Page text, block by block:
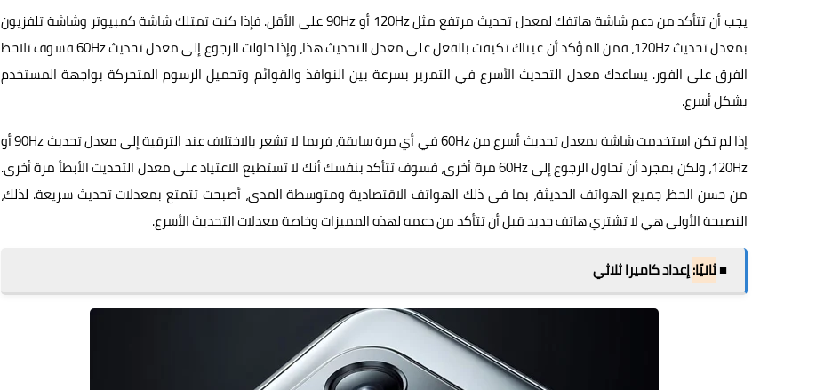
يجب أن تتأكد من دعم شاشة هاتفك لمعدل تحديث مرتفع مثل 120Hz أو 90Hz على الأقل. فإذا كنت تمتلك شاشة كمبيوتر وشاشة تلفزيون
بمعدل تحديث 120Hz، فمن المؤكد أن عيناك تكيفت بالفعل على معدل التحديث هذا، وإذا حاولت الرجوع إلى معدل تحديث 60Hz فسوف تلاحظ
الفرق على الفور. يساعدك معدل التحديث الأسرع في التمرير بسرعة بين النوافذ والقوائم وتحميل الرسوم المتحركة بواجهة المستخدم
بشكل أسرع.
إذا لم تكن استخدمت شاشة بمعدل تحديث أسرع من 60Hz في أي مرة سابقة، فربما لا تشعر بالاختلاف عند الترقية إلى معدل تحديث 90Hz أو
120Hz، ولكن بمجرد أن تحاول الرجوع إلى 60Hz مرة أخرى، فسوف تتأكد بنفسك أنك لا تستطيع الاعتياد على معدل التحديث الأبطأ مرة أخرى.
من حسن الحظ، جميع الهواتف الحديثة، بما في ذلك الهواتف الاقتصادية ومتوسطة المدى، أصبحت تتمتع بمعدلات تحديث سريعة. لذلك،
النصيحة الأولى هي لا تشتري هاتف جديد قبل أن تتأكد من دعمه لهذه المميزات وخاصة معدلات التحديث الأسرع.
■ثانيًا:إعداد كاميرا ثلاثي